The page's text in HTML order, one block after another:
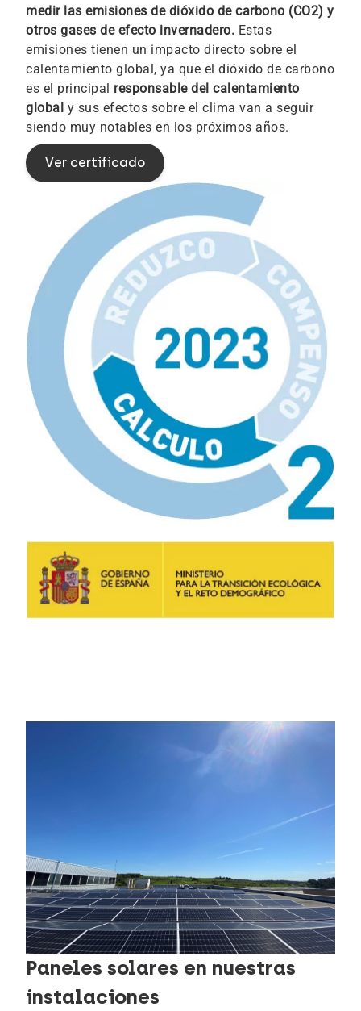
medir las emisiones de dióxido de carbono (CO2) y
otros gases de efecto invernadero. Estas
emisiones tienen un impacto directo sobre el
calentamiento global, ya que el dióxido de carbono
es el principal responsable del calentamiento
global y sus efectos sobre el clima van a seguir
siendo muy notables en los próximos años.
Ver certificado
Paneles solares en nuestras
instalaciones